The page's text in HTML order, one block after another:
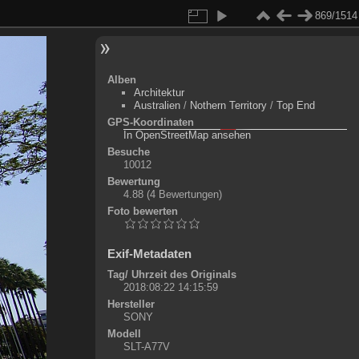
869/1514
Alben
Architektur
Australien/ Nothern Territory/ Top End
GPS-Koordinaten
+
-
©
In OpenStreetMap ansehen
Besuche
10012
Bewertung
4.88 (4 Bewertungen)
Foto bewerten
Exif-Metadaten
Tag/ Uhrzeit des Originals
2018:08:22 14:15:59
Hersteller
SONY
Modell
SLT-A77V